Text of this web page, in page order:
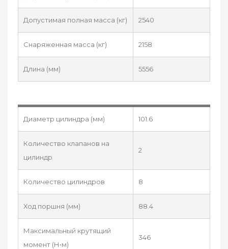
Допустимая полная масса (кг) 2540
Снаряженная масса (кг) 2158
Длина (мм) 5556
Диаметр цилиндра (мм) 101.6
Количество клапанов на
цилиндр
2
Количество цилиндров 8
Ход поршня (мм) 88.4
Максимальный крутящий
момент (Н•м)
346